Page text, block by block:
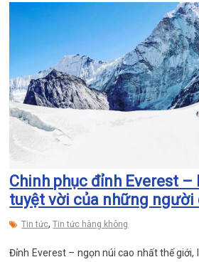
Chinh phục đỉnh Everest –
tuyệt vời của những người
Tin tức,Tin tức hàng không
Đỉnh Everest – ngọn núi cao nhất thế giới,